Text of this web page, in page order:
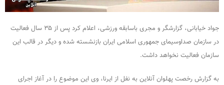
جواد خیابانی، گزارشگر و مجری باسابقه ورزشی، اعلام کرد پس از ۳۵ سال فعالیت
در سازمان صداوسیمای جمهوری اسلامی ایران بازنشسته شده و دیگر در قالب این
سازمان فعالیت نخواهد داشت.
به گزارش رخصت پهلوان آنلاین به نفل از ایرنا، وی این موضوع را در آغاز اجرای